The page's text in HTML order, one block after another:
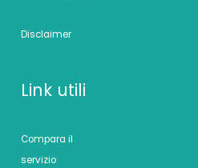
Disclaimer
Link utili
Compara il
servizio